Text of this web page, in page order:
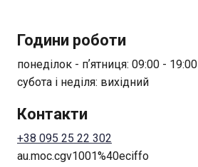
Години роботи
понеділок - пʼятниця: 09:00 - 19:00
субота і неділя: вихідний
Контакти
+38 095 25 22 302
au.moc.cgv1001%40eciffo